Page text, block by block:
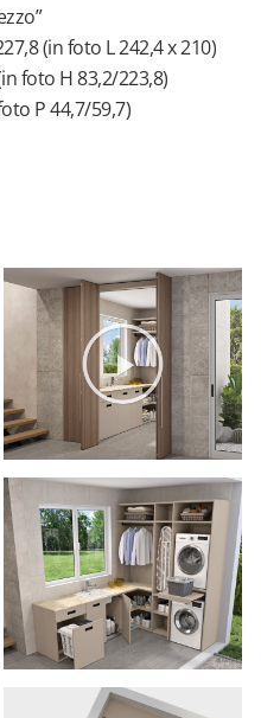
(in foto L 242,4 x 210)
foto H 83,2/223,8)
P 44,7/59,7)